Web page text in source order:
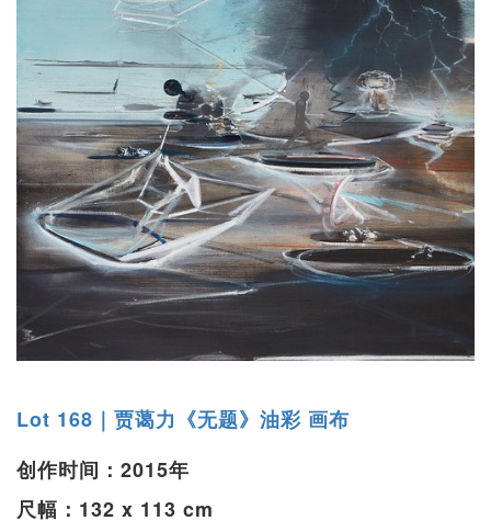
Lot 168｜贾蔼力《无题》油彩 画布
创作时间：2015年
尺幅：132 x 113 cm